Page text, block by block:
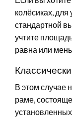
колёсиках,
стандартной
учтите
равна или
В этом случае
раме,